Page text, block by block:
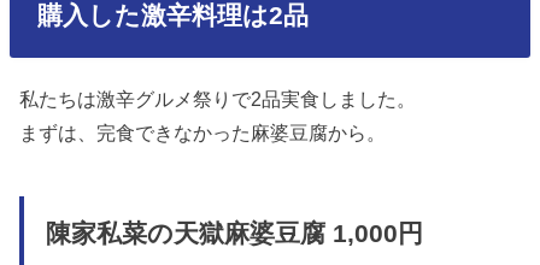
購入した激辛料理は2品
私たちは激辛グルメ祭りで2品実食しました。
まずは、完食できなかった麻婆豆腐から。
陳家私菜の天獄麻婆豆腐 1,000円